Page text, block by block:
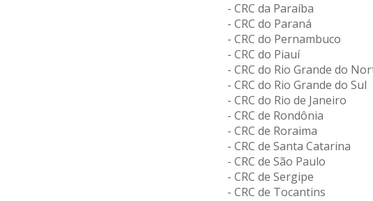
- CRC da Paraíba
- CRC do Paraná
- CRC do Pernambuco
- CRC do Piauí
- CRC do Rio Grande do
- CRC do Rio Grande do Sul
- CRC do Rio de Janeiro
- CRC de Rondônia
- CRC de Roraima
- CRC de Santa Catarina
- CRC de São Paulo
- CRC de Sergipe
- CRC de Tocantins